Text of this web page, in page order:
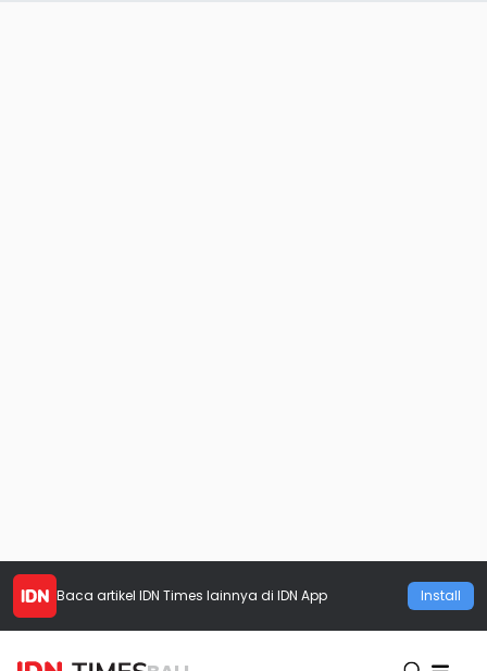
Baca artikel IDN Times lainnya di IDN App Install